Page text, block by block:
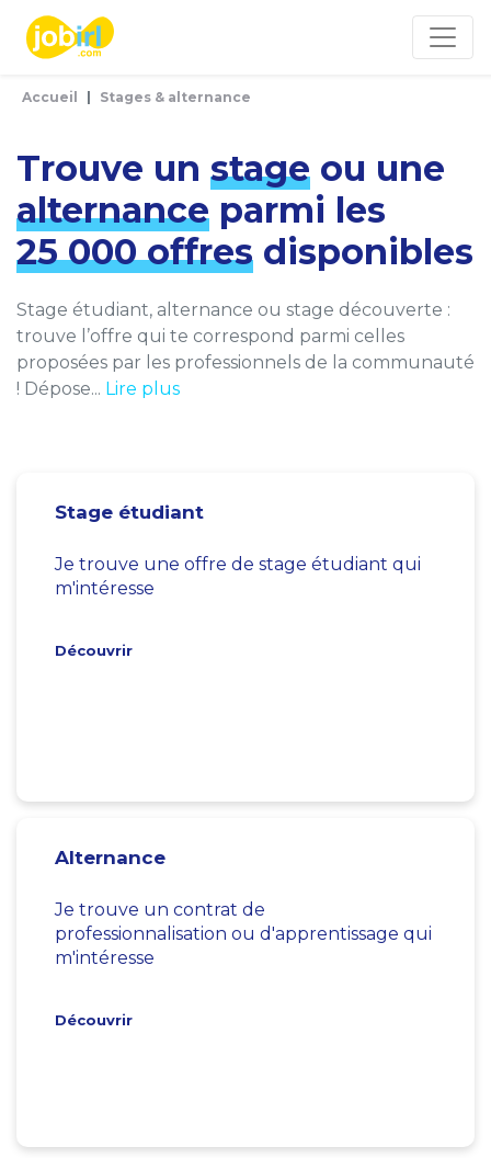
Accueil Stages & alternance
Trouve un stage ou une
alternance parmi les
25 000 offres disponibles
Stage étudiant, alternance ou stage découverte :
trouve l’offre qui te correspond parmi celles
proposées par les professionnels de la communauté
! Dépose... Lire plus
Stage étudiant
Je trouve une offre de stage étudiant qui
m'intéresse
Découvrir
Alternance
Je trouve un contrat de
professionnalisation ou d'apprentissage qui
m'intéresse
Découvrir
Panneau de gestion des cookies